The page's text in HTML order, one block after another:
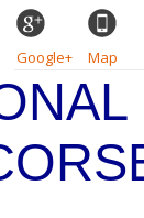
Google+ Map